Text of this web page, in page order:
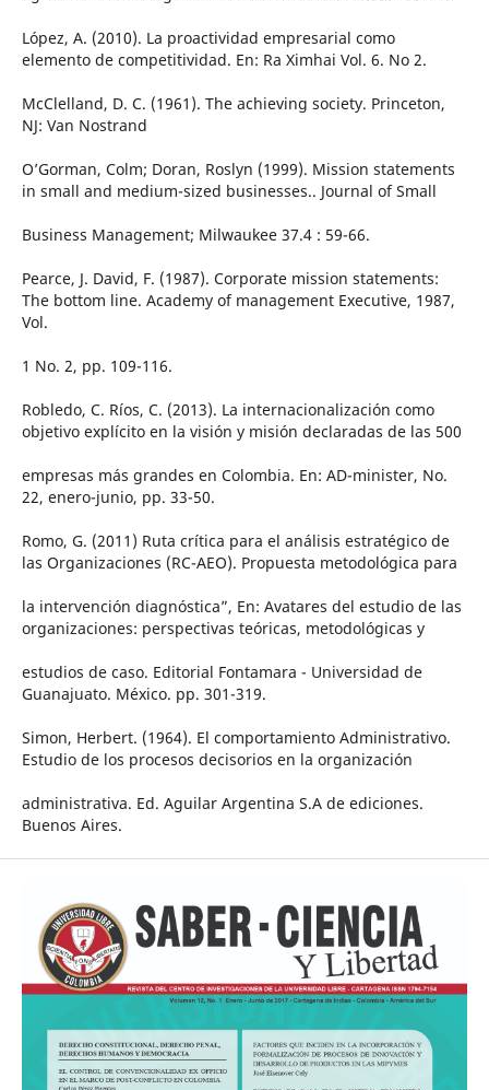
López, A. (2010). La proactividad empresarial como
elemento de competitividad. En: Ra Ximhai Vol. 6. No 2.
McClelland, D. C. (1961). The achieving society. Princeton,
NJ: Van Nostrand
O’Gorman, Colm; Doran, Roslyn (1999). Mission statements
in small and medium-sized businesses.. Journal of Small
Business Management; Milwaukee 37.4 : 59-66.
Pearce, J. David, F. (1987). Corporate mission statements:
The bottom line. Academy of management Executive, 1987,
Vol.
1 No. 2, pp. 109-116.
Robledo, C. Ríos, C. (2013). La internacionalización como
objetivo explícito en la visión y misión declaradas de las 500
empresas más grandes en Colombia. En: AD-minister, No.
22, enero-junio, pp. 33-50.
Romo, G. (2011) Ruta crítica para el análisis estratégico de
las Organizaciones (RC-AEO). Propuesta metodológica para
la intervención diagnóstica”, En: Avatares del estudio de las
organizaciones: perspectivas teóricas, metodológicas y
estudios de caso. Editorial Fontamara - Universidad de
Guanajuato. México. pp. 301-319.
Simon, Herbert. (1964). El comportamiento Administrativo.
Estudio de los procesos decisorios en la organización
administrativa. Ed. Aguilar Argentina S.A de ediciones.
Buenos Aires.